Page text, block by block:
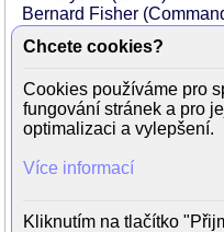
Bernard Fisher
Sylvia Mngxekeza (KP
Natalie Becker (Pretty
Kim Engelbrecht (Kelly O'
Sean Cameron Michael
Irina Miccoli (Weyland's
Olivia Jackson (Palmer)
Chcete cookies?
Cookies používáme pro
fungování stránek a pro
optimalizaci a vylepšení.
Více informací
Kliknutím na tlačítko